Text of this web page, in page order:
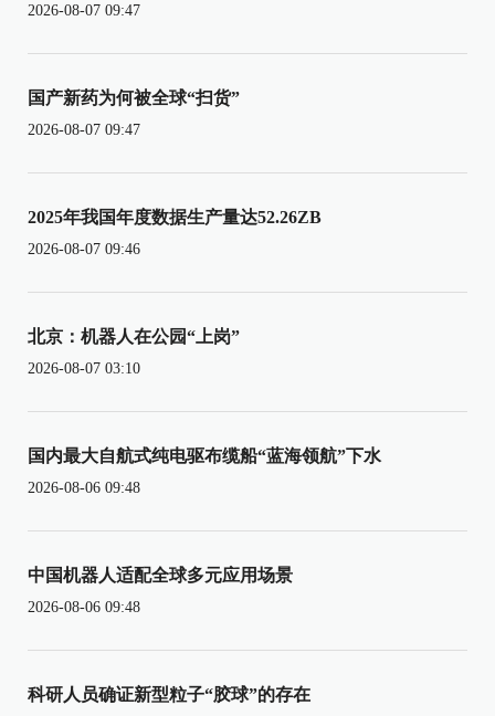
2026-08-07 09:47
国产新药为何被全球“扫货”
2026-08-07 09:47
2025年我国年度数据生产量达52.26ZB
2026-08-07 09:46
北京：机器人在公园“上岗”
2026-08-07 03:10
国内最大自航式纯电驱布缆船“蓝海领航”下水
2026-08-06 09:48
中国机器人适配全球多元应用场景
2026-08-06 09:48
科研人员确证新型粒子“胶球”的存在